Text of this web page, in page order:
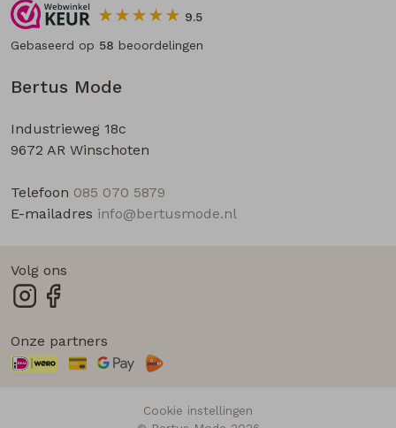
Bertus Mode
Industrieweg 18c
9672 AR Winschoten
Telefoon 085 070 5879
E-mailadres info@bertusmode.nl
9.5
Gebaseerd op 58 beoordelingen
Volg ons
Onze partners
Cookie instellingen